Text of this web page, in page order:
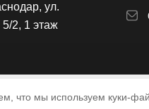
ул.
2, 1 этаж
что мы используем куки-